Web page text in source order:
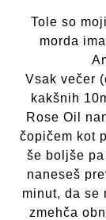
Tole so
morda
Vsak večer
kakšnih
Rose Oil
čopičem kot
še boljše
naneseš
minut, da se
zmehča